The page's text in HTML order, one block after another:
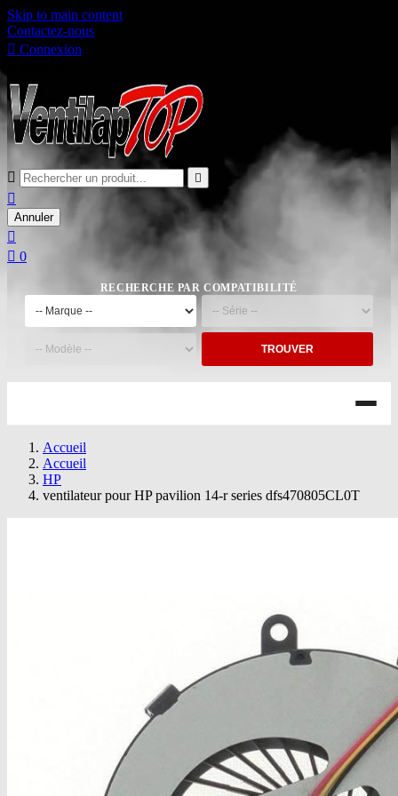
Skip to main content
Contactez-nous
 Connexion
 

Annuler

 0
RECHERCHE PAR COMPATIBILITÉ
TROUVER
Accueil
Accueil
HP
ventilateur pour HP pavilion 14-r series dfs470805CL0T